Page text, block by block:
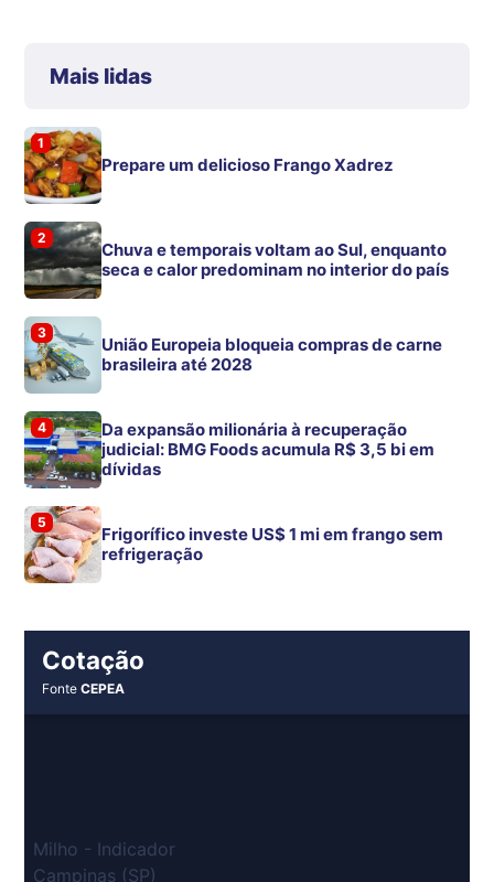
Mais lidas
1
Prepare um delicioso Frango Xadrez
2
Chuva e temporais voltam ao Sul, enquanto
seca e calor predominam no interior do país
3
União Europeia bloqueia compras de carne
brasileira até 2028
4
Da expansão milionária à recuperação
judicial: BMG Foods acumula R$ 3,5 bi em
dívidas
5
Frigorífico investe US$ 1 mi em frango sem
refrigeração
Cotação
FonteCEPEA
Milho - Indicador
Campinas (SP)